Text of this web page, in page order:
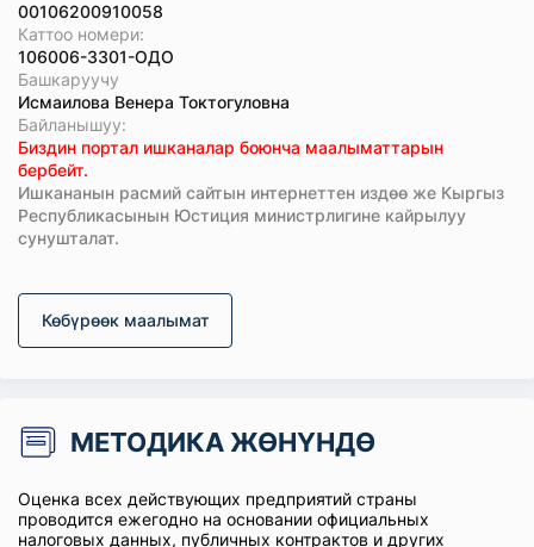
00106200910058
Каттоо номери:
106006-3301-ОДО
Башкаруучу
Исмаилова Венера Токтогуловна
Байланышуу:
Биздин портал ишканалар боюнча маалыматтарын
бербейт.
Ишкананын расмий сайтын интернеттен издөө же Кыргыз
Республикасынын Юстиция министрлигине кайрылуу
сунушталат.
Көбүрөөк маалымат
МЕТОДИКА ЖӨНҮНДӨ
Оценка всех действующих предприятий страны
проводится ежегодно на основании официальных
налоговых данных, публичных контрактов и других